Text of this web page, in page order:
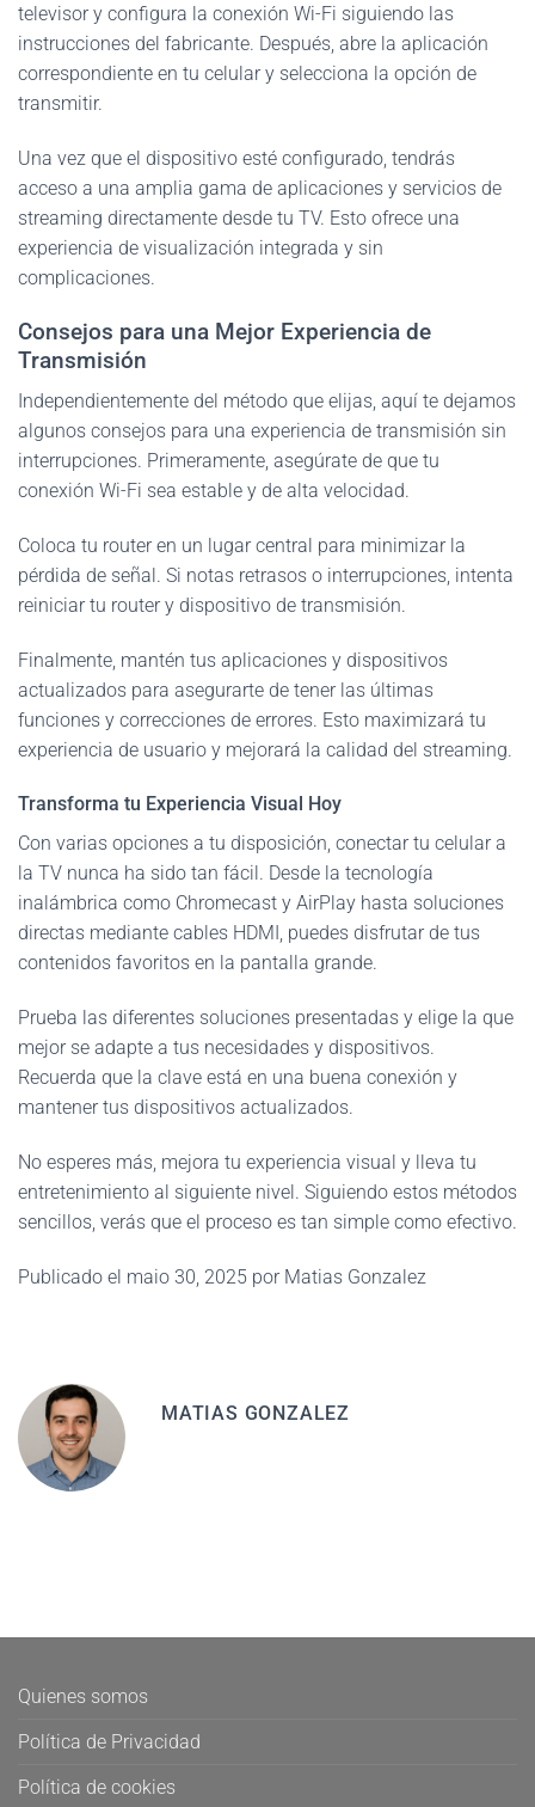
televisor y configura la conexión Wi-Fi siguiendo las
instrucciones del fabricante. Después, abre la aplicación
correspondiente en tu celular y selecciona la opción de
transmitir.
Una vez que el dispositivo esté configurado, tendrás
acceso a una amplia gama de aplicaciones y servicios de
streaming directamente desde tu TV. Esto ofrece una
experiencia de visualización integrada y sin
complicaciones.
Consejos para una Mejor Experiencia de
Transmisión
Independientemente del método que elijas, aquí te dejamos
algunos consejos para una experiencia de transmisión sin
interrupciones. Primeramente, asegúrate de que tu
conexión Wi-Fi sea estable y de alta velocidad.
Coloca tu router en un lugar central para minimizar la
pérdida de señal. Si notas retrasos o interrupciones, intenta
reiniciar tu router y dispositivo de transmisión.
Finalmente, mantén tus aplicaciones y dispositivos
actualizados para asegurarte de tener las últimas
funciones y correcciones de errores. Esto maximizará tu
experiencia de usuario y mejorará la calidad del streaming.
Transforma tu Experiencia Visual Hoy
Con varias opciones a tu disposición, conectar tu celular a
la TV nunca ha sido tan fácil. Desde la tecnología
inalámbrica como Chromecast y AirPlay hasta soluciones
directas mediante cables HDMI, puedes disfrutar de tus
contenidos favoritos en la pantalla grande.
Prueba las diferentes soluciones presentadas y elige la que
mejor se adapte a tus necesidades y dispositivos.
Recuerda que la clave está en una buena conexión y
mantener tus dispositivos actualizados.
No esperes más, mejora tu experiencia visual y lleva tu
entretenimiento al siguiente nivel. Siguiendo estos métodos
sencillos, verás que el proceso es tan simple como efectivo.
Publicado el maio 30, 2025 por Matias Gonzalez
MATIAS GONZALEZ
Quienes somos
Política de Privacidad
Política de cookies